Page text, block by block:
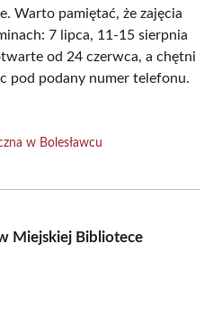
Warto pamiętać, że zajęcia
7 lipca, 11-15 sierpnia
od 24 czerwca, a chętni
pod podany numer telefonu.
w Bolesławcu
Miejskiej Bibliotece